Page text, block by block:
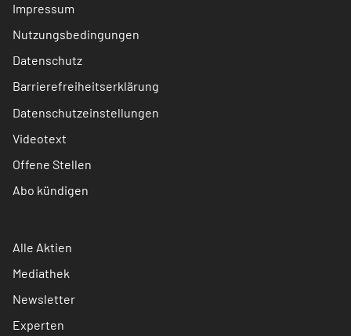
Impressum
Nutzungsbedingungen
Datenschutz
Barrierefreiheitserklärung
Datenschutzeinstellungen
Videotext
Offene Stellen
Abo kündigen
Alle Aktien
Mediathek
Newsletter
Experten